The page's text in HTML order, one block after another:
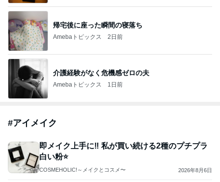
帰宅後に座った瞬間の寝落ち
Amebaトピックス 2日前
介護経験がなく危機感ゼロの夫
Amebaトピックス 1日前
#アイメイク
即メイク上手に‼︎ 私が買い続ける2種のプチプラ
白い粉⭐️
COSMEHOLIC!～メイクとコスメ〜 2026年8月6日